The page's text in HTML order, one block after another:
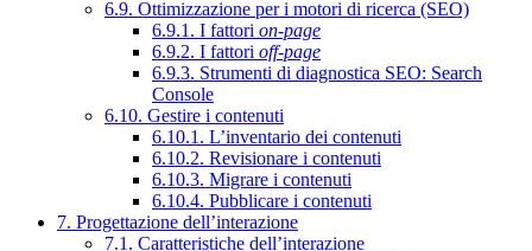
6.9. Ottimizzazione per i motori di ricerca (SEO)
6.9.1. I fattori on-page
6.9.2. I fattori off-page
6.9.3. Strumenti di diagnostica SEO: Search
Console
6.10. Gestire i contenuti
6.10.1. L’inventario dei contenuti
6.10.2. Revisionare i contenuti
6.10.3. Migrare i contenuti
6.10.4. Pubblicare i contenuti
7. Progettazione dell’interazione
7.1. Caratteristiche dell’interazione